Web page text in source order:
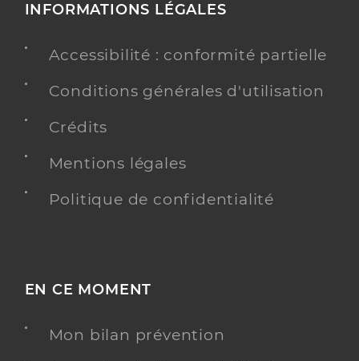
INFORMATIONS LÉGALES
Accessibilité : conformité partielle
Conditions générales d'utilisation
Crédits
Mentions légales
Politique de confidentialité
EN CE MOMENT
Mon bilan prévention